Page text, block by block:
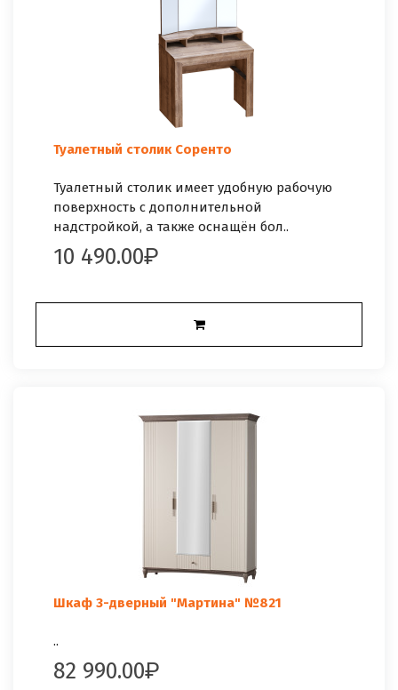
Туалетный столик Соренто
Туалетный столик имеет удобную рабочую
поверхность с дополнительной
надстройкой, а также оснащён бол..
10 490.00
Шкаф 3-дверный "Мартина" №821
..
82 990.00